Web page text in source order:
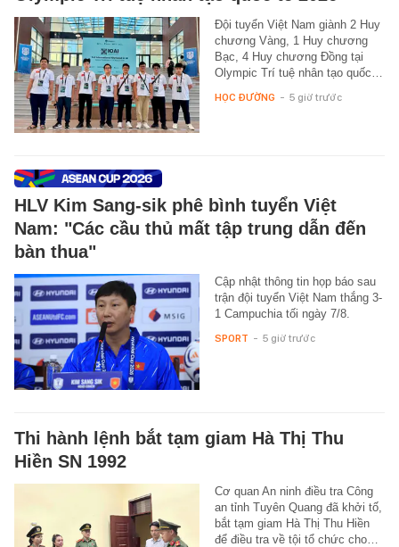
Đội tuyển Việt Nam giành 2 Huy
chương Vàng, 1 Huy chương
Bạc, 4 Huy chương Đồng tại
Olympic Trí tuệ nhân tạo quốc…
HỌC ĐƯỜNG - 5 giờ trước
HLV Kim Sang-sik phê bình tuyển Việt
Nam: "Các cầu thủ mất tập trung dẫn đến
bàn thua"
Cập nhật thông tin họp báo sau
trận đội tuyển Việt Nam thắng 3-
1 Campuchia tối ngày 7/8.
SPORT - 5 giờ trước
Thi hành lệnh bắt tạm giam Hà Thị Thu
Hiền SN 1992
Cơ quan An ninh điều tra Công
an tỉnh Tuyên Quang đã khởi tố,
bắt tạm giam Hà Thị Thu Hiền
để điều tra về tội tổ chức cho…